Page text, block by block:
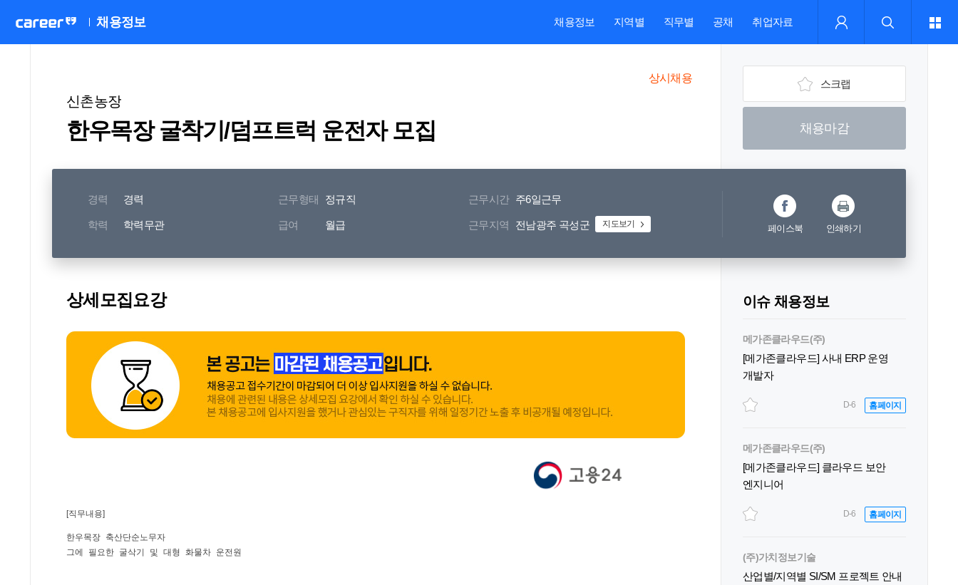
채용정보 채용정보 지역별 직무별 공채 취업자료
신촌농장
한우목장 굴착기/덤프트럭 운전자 모집
상시채용 스크랩
채용마감
경력 경력 근무형태 정규직 근무시간 주6일근무
학력 학력무관 급여 월급 근무지역 전남광주 곡성군 지도보기 페이스북 인쇄하기
상세모집요강 이슈 채용정보
메가존클라우드(주)
[메가존클라우드] 사내 ERP 운영
개발자
D-6 홈페이지
메가존클라우드(주)
[메가존클라우드] 클라우드 보안
엔지니어
D-6 홈페이지
(주)가치정보기술
산업별/지역별 SI/SM 프로젝트 안내